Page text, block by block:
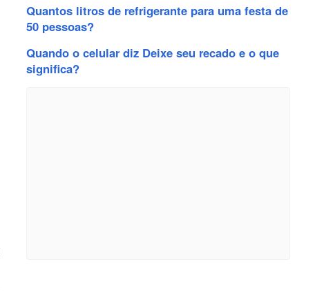
Quantos litros de refrigerante para uma festa de
50 pessoas?
Quando o celular diz Deixe seu recado e o que
significa?